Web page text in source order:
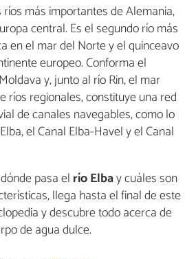
ríos más importantes de Alemania,
central. Es el segundo río más
en el mar del Norte y el quinceavo
europeo. Conforma el
y, junto al río Rin, el mar
ríos regionales, constituye una red
de canales navegables, como lo
el Canal Elba-Havel y el Canal
pasa elrío Elbay cuáles son
llega hasta el final de este
y descubre todo acerca de
de agua dulce.